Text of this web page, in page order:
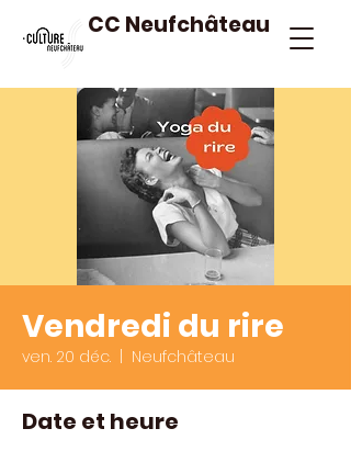
CC Neufchâteau
Vendredi du rire
ven. 20 déc. Neufchâteau
Date et heure